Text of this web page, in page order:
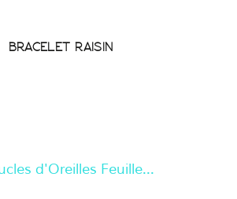
BRACELET RAISIN